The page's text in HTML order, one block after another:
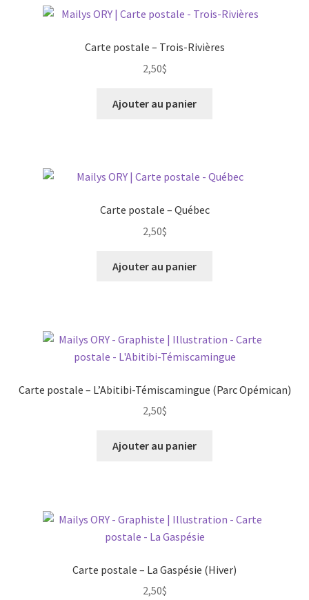
Carte postale – Trois-Rivières
2,50$
Ajouter au panier
Carte postale – Québec
2,50$
Ajouter au panier
Carte postale – L’Abitibi-Témiscamingue (Parc Opémican)
2,50$
Ajouter au panier
Carte postale – La Gaspésie (Hiver)
2,50$